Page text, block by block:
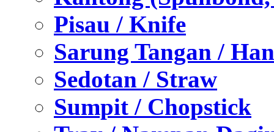
Pisau / Knife
Sarung Tangan /
Sedotan / Straw
Sumpit / Chopstick